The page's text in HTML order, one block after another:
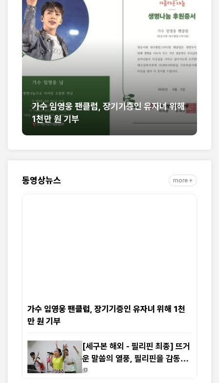
유자녀 위해
[세구본 해외 - 필리핀 최종] 뜨거운 말씀
열풍, 필리핀을 감동으로 물들이다
동영상뉴스 more +
가수 임영웅 팬클럽, 장기기증인 유자녀 위해 1천
만 원 기부
[세구본 해외 - 필리핀 최종] 뜨거
운 말씀의 열풍, 필리핀을 감동으
로 물들이다